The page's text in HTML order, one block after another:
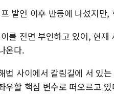
발언 이후 반등에 나섰지만,
를 전면 부인하고 있어, 현
온다.
법 사이에서 갈림길에 서 있
우할 핵심 변수로 떠오르고 있